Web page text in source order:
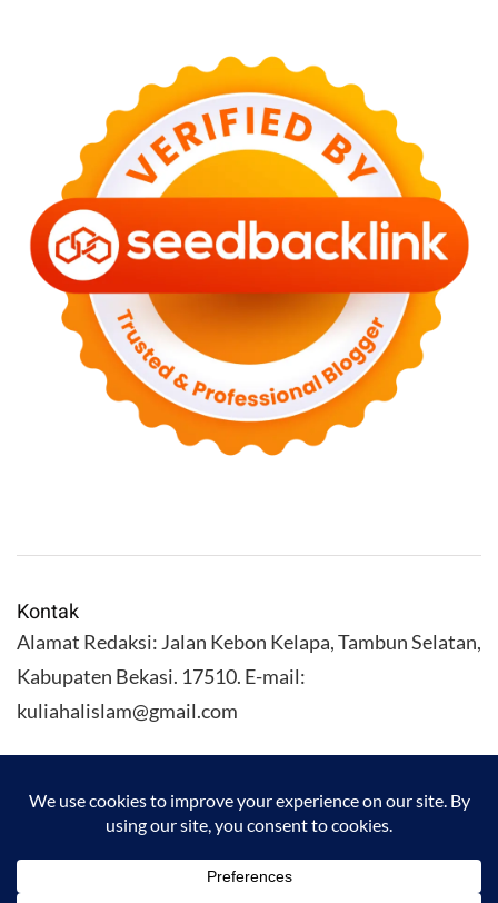
Kontak
Alamat Redaksi: Jalan Kebon Kelapa, Tambun Selatan,
Kabupaten Bekasi. 17510. E-mail:
kuliahalislam@gmail.com
KULIAHALISLAM.COM Copyright (C) 2026